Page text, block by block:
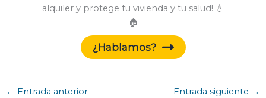
alquiler y protege tu vivienda y tu salud! 💧
🏠
¿Hablamos?
← Entrada anterior Entrada siguiente →